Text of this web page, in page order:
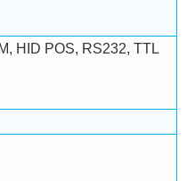
HID POS, RS232, TTL